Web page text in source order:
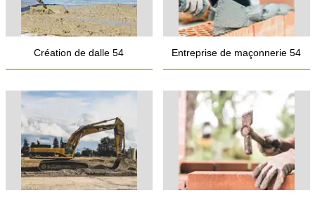
Création de dalle 54 Entreprise de maçonnerie 54